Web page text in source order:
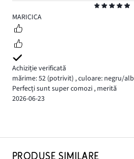
5
MARICICA
Achiziție verificată
mărime: 52 (potrivit) ,culoare: negru/alb
Perfecți sunt super comozi , merită
2026-06-23
PRODUSE SIMILARE